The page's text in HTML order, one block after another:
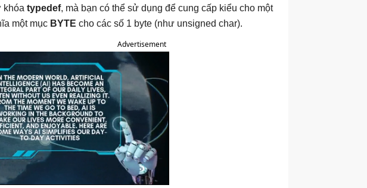
khóa typedef, mà bạn có thể sử dụng để cung cấp kiểu cho một
một mục BYTE cho các số 1 byte (như unsigned char).
Advertisement